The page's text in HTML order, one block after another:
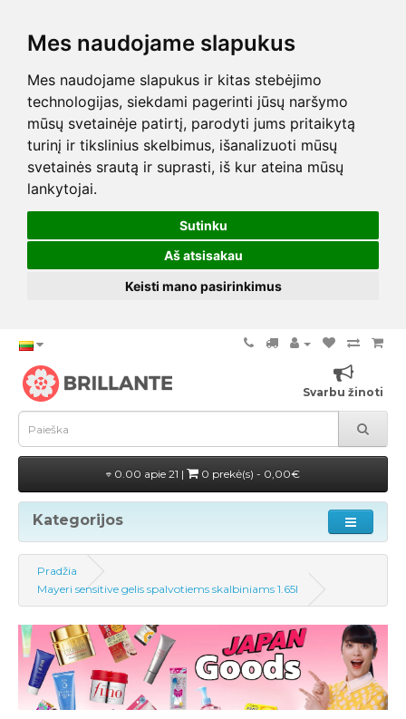
Mes naudojame slapukus
Mes naudojame slapukus ir kitas stebėjimo
technologijas, siekdami pagerinti jūsų naršymo
mūsų svetainėje patirtį, parodyti jums pritaikytą
turinį ir tikslinius skelbimus, išanalizuoti mūsų
svetainės srautą ir suprasti, iš kur ateina mūsų
lankytojai.
Sutinku
Aš atsisakau
Keisti mano pasirinkimus
Svarbu žinoti
0.00 apie 21 | 0 prekė(s) - 0,00€
Kategorijos
Pradžia
Mayeri sensitive gelis spalvotiems skalbiniams 1.65l